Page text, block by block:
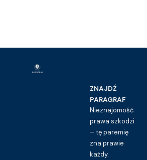
ZNAJDŹ
PARAGRAF
Nieznajomość
prawa szkodzi
– tę paremię
zna prawie
każdy.